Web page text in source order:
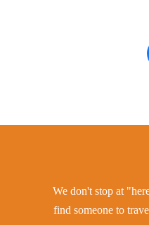
We don't stop at
find someone to